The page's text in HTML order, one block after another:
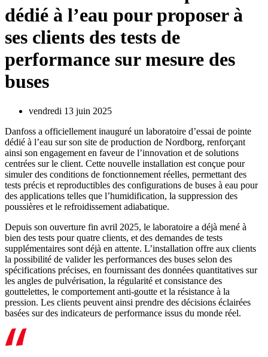
dédié à l’eau pour proposer à
ses clients des tests de
performance sur mesure des
buses
vendredi 13 juin 2025
Danfoss a officiellement inauguré un laboratoire d’essai de pointe
dédié à l’eau sur son site de production de Nordborg, renforçant
ainsi son engagement en faveur de l’innovation et de solutions
centrées sur le client. Cette nouvelle installation est conçue pour
simuler des conditions de fonctionnement réelles, permettant des
tests précis et reproductibles des configurations de buses à eau pour
des applications telles que l’humidification, la suppression des
poussières et le refroidissement adiabatique.
Depuis son ouverture fin avril 2025, le laboratoire a déjà mené à
bien des tests pour quatre clients, et des demandes de tests
supplémentaires sont déjà en attente. L’installation offre aux clients
la possibilité de valider les performances des buses selon des
spécifications précises, en fournissant des données quantitatives sur
les angles de pulvérisation, la régularité et consistance des
gouttelettes, le comportement anti-goutte et la résistance à la
pression. Les clients peuvent ainsi prendre des décisions éclairées
basées sur des indicateurs de performance issus du monde réel.